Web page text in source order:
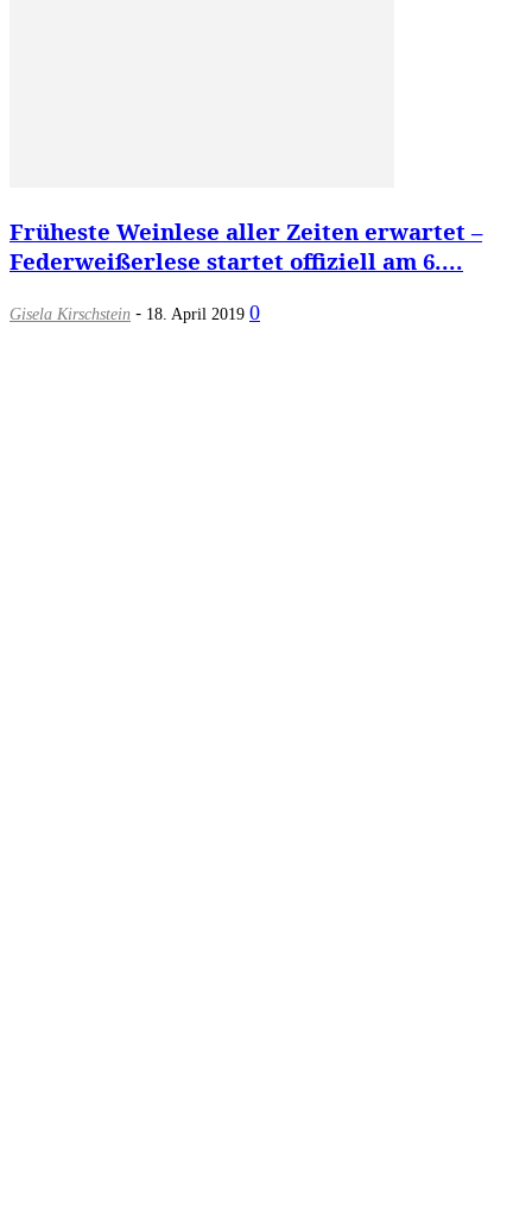
Früheste Weinlese aller Zeiten erwartet –
Federweißerlese startet offiziell am 6....
Gisela Kirschstein - 18. April 2019 0